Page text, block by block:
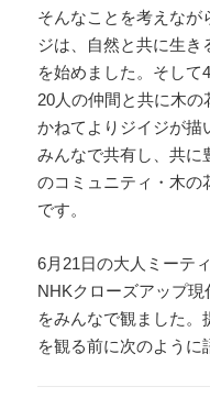
そんなことを考えなが
ジは、自然と共に生き
を始めました。そして
20人の仲間と共に木の
かねてよりジイジが描
みんなで共有し、共に
のコミュニティ・木の
です。
6月21日の大人ミーテ
NHKクローズアップ現
をみんなで観ました。
を観る前に次のように